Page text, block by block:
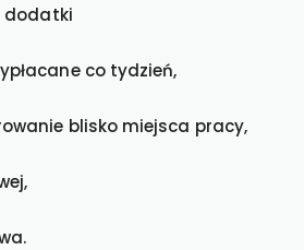
dodatki
co tydzień,
blisko miejsca pracy,